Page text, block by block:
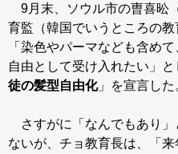
9月末、ソウル市の曺喜昖
育監（韓国でいうところの
「染色やパーマなども含め
自由として受け入れたい」と
徒の髪型自由化」を宣言した
さすがに「なんでもあり」
ないが、チョ教育長は、「来